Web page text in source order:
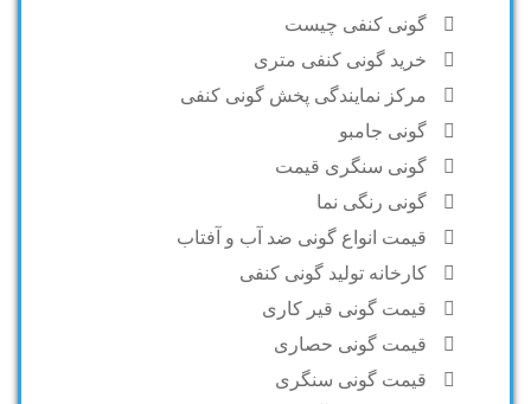
گونی کنفی چیست
خرید گونی کنفی متری
مرکز نمایندگی پخش گونی کنفی
گونی جامبو
گونی سنگری قیمت
گونی رنگی نما
قیمت انواع گونی ضد آب و آفتاب
کارخانه تولید گونی کنفی
قیمت گونی قیر کاری
قیمت گونی حصاری
قیمت گونی سنگری